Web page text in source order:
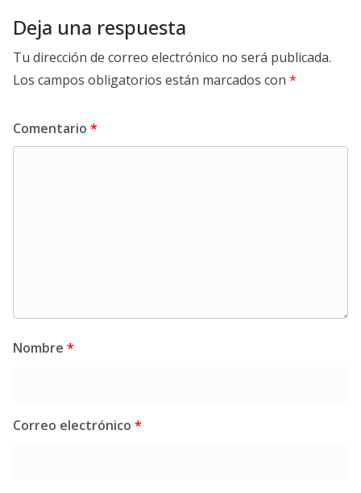
Deja una respuesta
Tu dirección de correo electrónico no será publicada.
Los campos obligatorios están marcados con *
Comentario *
Nombre *
Correo electrónico *